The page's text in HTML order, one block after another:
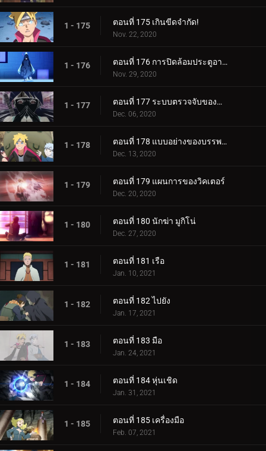
1 - 175 ตอนที่ 175 เกินขีดจำกัด!
Nov. 22, 2020
1 - 176 ตอนที่ 176 การปิดล้อมประตูอาอุน!
Nov. 29, 2020
1 - 177 ตอนที่ 177 ระบบตรวจจับของกำแพงเหล็ก
Dec. 06, 2020
1 - 178 ตอนที่ 178 แบบอย่างของบรรพบุรุษของเรา
Dec. 13, 2020
1 - 179 ตอนที่ 179 แผนการของวิคเตอร์
Dec. 20, 2020
1 - 180 ตอนที่ 180 นักฆ่า มูกิโน่
Dec. 27, 2020
1 - 181 ตอนที่ 181 เรือ
Jan. 10, 2021
1 - 182 ตอนที่ 182 ไปยัง
Jan. 17, 2021
1 - 183 ตอนที่ 183 มือ
Jan. 24, 2021
1 - 184 ตอนที่ 184 หุ่นเชิด
Jan. 31, 2021
1 - 185 ตอนที่ 185 เครื่องมือ
Feb. 07, 2021